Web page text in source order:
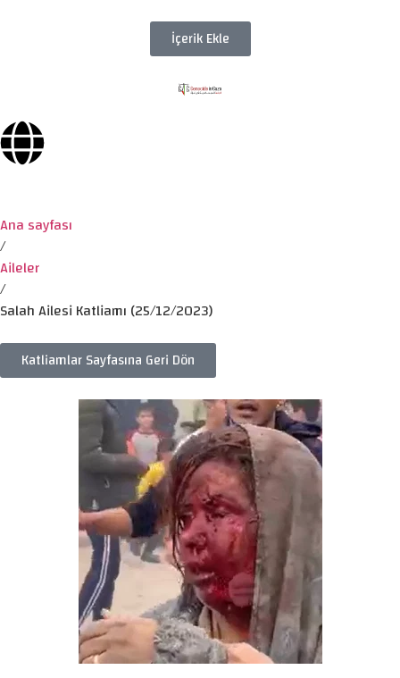
İçerik Ekle
Ana sayfası
/
Aileler
/
Salah Ailesi Katliamı (25/12/2023)
Katliamlar Sayfasına Geri Dön